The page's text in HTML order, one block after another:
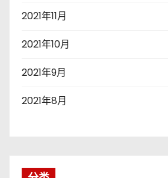
2021年11月
2021年10月
2021年9月
2021年8月